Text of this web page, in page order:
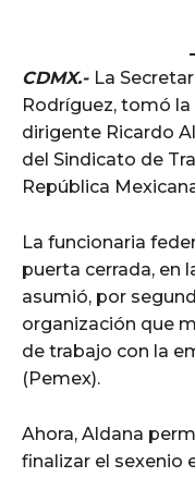
CDMX.- La
Rodríguez, tomó
dirigente Ricardo
del Sindicato de
República
La funcionaria
puerta cerrada, en
asumió, por
organización que
de trabajo con la
(Pemex).
Ahora, Aldana
finalizar el sexenio